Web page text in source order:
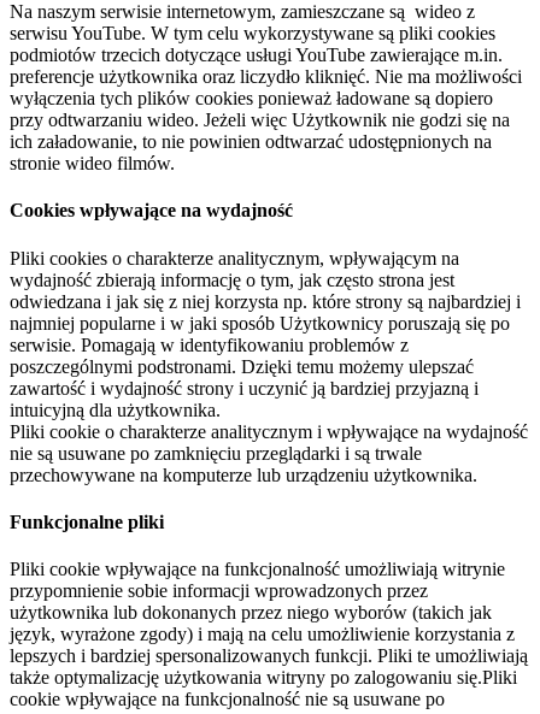
Na naszym serwisie internetowym, zamieszczane są wideo z
serwisu YouTube. W tym celu wykorzystywane są pliki cookies
podmiotów trzecich dotyczące usługi YouTube zawierające m.in.
preferencje użytkownika oraz liczydło kliknięć. Nie ma możliwości
wyłączenia tych plików cookies ponieważ ładowane są dopiero
przy odtwarzaniu wideo. Jeżeli więc Użytkownik nie godzi się na
ich załadowanie, to nie powinien odtwarzać udostępnionych na
stronie wideo filmów.
Cookies wpływające na wydajność
Pliki cookies o charakterze analitycznym, wpływającym na
wydajność zbierają informację o tym, jak często strona jest
odwiedzana i jak się z niej korzysta np. które strony są najbardziej i
najmniej popularne i w jaki sposób Użytkownicy poruszają się po
serwisie. Pomagają w identyfikowaniu problemów z
poszczególnymi podstronami. Dzięki temu możemy ulepszać
zawartość i wydajność strony i uczynić ją bardziej przyjazną i
intuicyjną dla użytkownika.
Pliki cookie o charakterze analitycznym i wpływające na wydajność
nie są usuwane po zamknięciu przeglądarki i są trwale
przechowywane na komputerze lub urządzeniu użytkownika.
Funkcjonalne pliki
Pliki cookie wpływające na funkcjonalność umożliwiają witrynie
przypomnienie sobie informacji wprowadzonych przez
użytkownika lub dokonanych przez niego wyborów (takich jak
język, wyrażone zgody) i mają na celu umożliwienie korzystania z
lepszych i bardziej spersonalizowanych funkcji. Pliki te umożliwiają
także optymalizację użytkowania witryny po zalogowaniu się.Pliki
cookie wpływające na funkcjonalność nie są usuwane po